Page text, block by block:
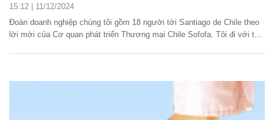
15:12 | 11/12/2024
Đoàn doanh nghiệp chúng tôi gồm 18 người tới Santiago de Chile theo
lời mời của Cơ quan phát triển Thương mại Chile Sofofa. Tôi đi với tư